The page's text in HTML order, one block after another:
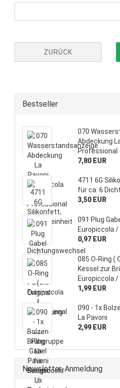
ZURÜCK
Bestseller
070
Abdeckung
Professional
7,80 EUR
4711 6G
für ca. 6
3,50 EUR
091 Plug
Europiccola
0,97 EUR
085 O-Ring (
Kessel zur
Europiccola
1,99 EUR
090 - 1x
La Pavoni
2,99 EUR
Newsletter-Anmeldung